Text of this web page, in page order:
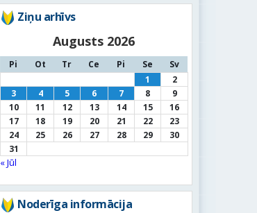
Ziņu arhīvs
Augusts 2026
Pi Ot Tr Ce Pi Se
Sv
1
2
3
4 5 6 7 8
9
10
11 12 13 14 15
16
17
18 19 20 21 22
23
24
25 26 27 28 29
30
31
« Jūl
Noderīga informācija